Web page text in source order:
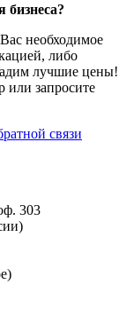
бизнеса?
необходимое
либо
лучшие цены!
или запросите
связи
303